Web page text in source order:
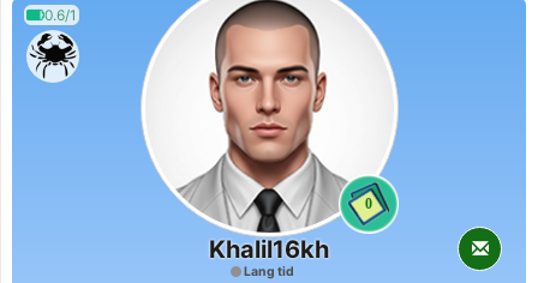
0.6/1
0
Khalil16kh
Lang tid